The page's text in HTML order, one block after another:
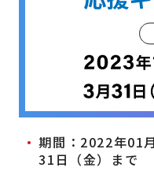
期間：2022年01
31日（金）まで